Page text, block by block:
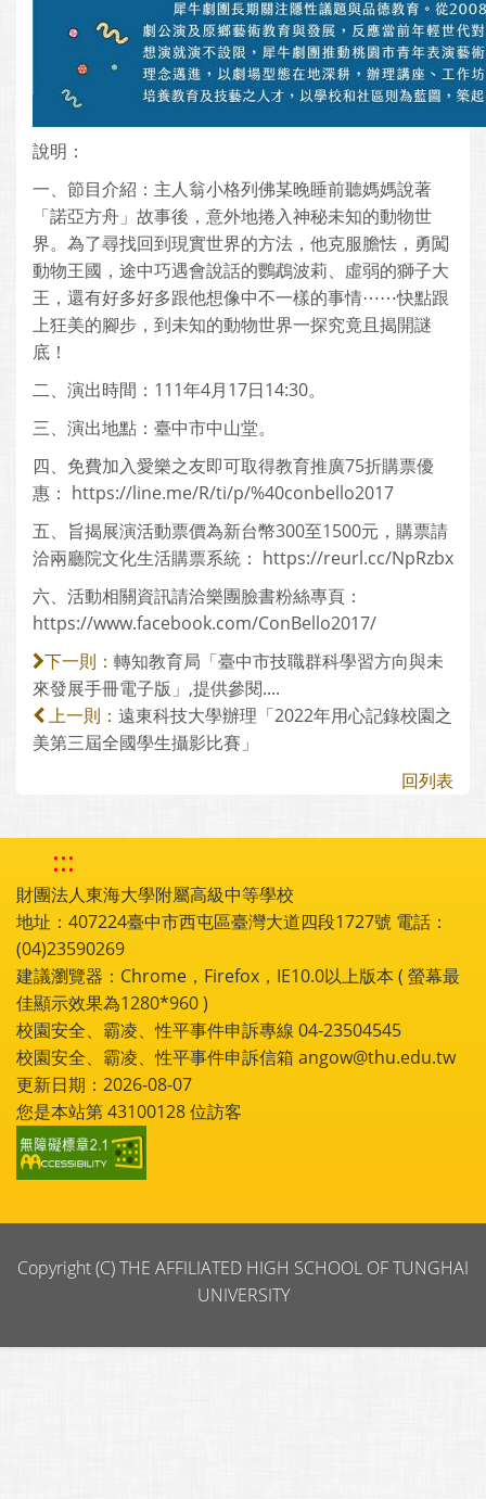
說明：
一、節目介紹：主人翁小格列佛某晚睡前聽媽媽說著
「諾亞方舟」故事後，意外地捲入神秘未知的動物世
界。為了尋找回到現實世界的方法，他克服膽怯，勇闖
動物王國，途中巧遇會說話的鸚鵡波莉、虛弱的獅子大
王，還有好多好多跟他想像中不一樣的事情⋯⋯快點跟
上狂美的腳步，到未知的動物世界一探究竟且揭開謎
底！
二、演出時間：111年4月17日14:30。
三、演出地點：臺中市中山堂。
四、免費加入愛樂之友即可取得教育推廣75折購票優
惠： https://line.me/R/ti/p/%40conbello2017
五、旨揭展演活動票價為新台幣300至1500元，購票請
洽兩廳院文化生活購票系統： https://reurl.cc/NpRzbx
六、活動相關資訊請洽樂團臉書粉絲專頁：
https://www.facebook.com/ConBello2017/
下一則： 轉知教育局「臺中市技職群科學習方向與未
來發展手冊電子版」,提供參閱....
上一則： 遠東科技大學辦理「2022年用心記錄校園之
美第三屆全國學生攝影比賽」
回列表
:::
財團法人東海大學附屬高級中等學校
地址：407224臺中市西屯區臺灣大道四段1727號 電話：
(04)23590269
建議瀏覽器：Chrome，Firefox，IE10.0以上版本 ( 螢幕最
佳顯示效果為1280*960 )
校園安全、霸凌、性平事件申訴專線 04-23504545
校園安全、霸凌、性平事件申訴信箱 angow@thu.edu.tw
更新日期：2026-08-07
您是本站第43100128位訪客
Copyright (C) THE AFFILIATED HIGH SCHOOL OF TUNGHAI
UNIVERSITY